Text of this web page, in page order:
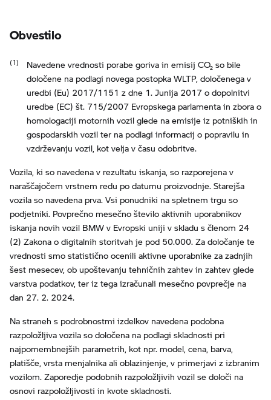
Obvestilo
Navedene vrednosti porabe goriva in emisij CO₂ so bile
določene na podlagi novega postopka WLTP, določenega v
uredbi (Eu) 2017/1151 z dne 1. Junija 2017 o dopolnitvi
uredbe (EC) št. 715/2007 Evropskega parlamenta in zbora o
homologaciji motornih vozil glede na emisije iz potniških in
gospodarskih vozil ter na podlagi informacij o popravilu in
vzdrževanju vozil, kot velja v času odobritve.
Vozila, ki so navedena v rezultatu iskanja, so razporejena v
naraščajočem vrstnem redu po datumu proizvodnje. Starejša
vozila so navedena prva. Vsi ponudniki na spletnem trgu so
podjetniki. Povprečno mesečno število aktivnih uporabnikov
iskanja novih vozil BMW v Evropski uniji v skladu s členom 24
(2) Zakona o digitalnih storitvah je pod 50.000. Za določanje te
vrednosti smo statistično ocenili aktivne uporabnike za zadnjih
šest mesecev, ob upoštevanju tehničnih zahtev in zahtev glede
varstva podatkov, ter iz tega izračunali mesečno povprečje na
dan 27. 2. 2024.
Na straneh s podrobnostmi izdelkov navedena podobna
razpoložljiva vozila so določena na podlagi skladnosti pri
najpomembnejših parametrih, kot npr. model, cena, barva,
platišče, vrsta menjalnika ali oblazinjenje, v primerjavi z izbranim
vozilom. Zaporedje podobnih razpoložljivih vozil se določi na
osnovi razpoložljivosti in kvote skladnosti.